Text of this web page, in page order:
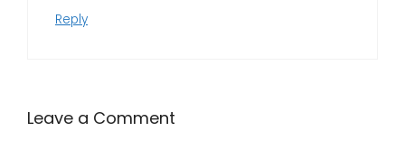
Reply
Leave a Comment